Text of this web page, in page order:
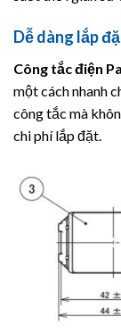
Dễ dàng lắp
Công tắc điện
một cách nhanh
công tắc mà
chi phí lắp đặt.